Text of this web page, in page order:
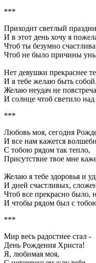
***
Приходит светлый
И в этот день хочу я
Чтоб ты безумно
Чтоб не было причины
Нет девушки прекраснее
И я тебе желаю быть собой.
Желаю неудач не
И солнце чтоб светило
***
Любовь моя, сегодня
И все нам кажется
С тобою рядом так тепло,
Присутствие твое мне
Желаю я тебе здоровья и
И дней счастливых,
Чтоб все прекрасно было,
И чтобы рядом был с
***
Мир весь радостнее стал -
День Рождения Христа!
Я, любимая моя,